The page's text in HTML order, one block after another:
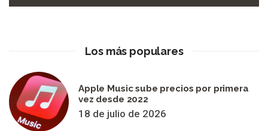
Los más populares
Apple Music sube precios por primera
vez desde 2022
18 de julio de 2026